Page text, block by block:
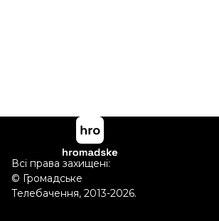
Всі права захищені:
© Громадське
Телебачення, 2013-2026.